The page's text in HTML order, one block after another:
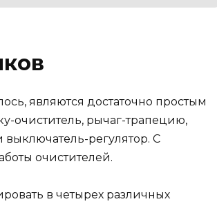
являются достаточно простым
очиститель, рычаг-трапецию,
регулятор. С
очистителей.
в четырех различных